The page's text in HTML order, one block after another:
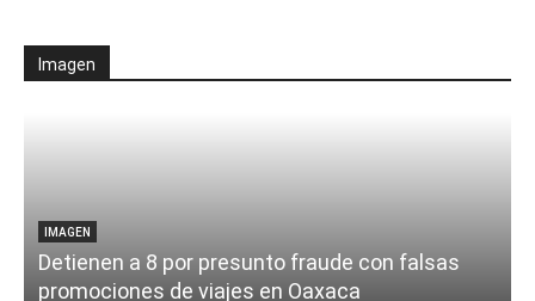
Imagen
IMAGEN
Detienen a 8 por presunto fraude con falsas
promociones de viajes en Oaxaca